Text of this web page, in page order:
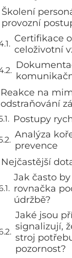
Školení
provozní
Certifikace
celoživotní
Reakce na
odstraňování
Postupy
Analýza
prevence
Nejčastější
Jak často
rovnačka
údržbě?
Jaké jsou
signalizují,
stroj
pozornost?